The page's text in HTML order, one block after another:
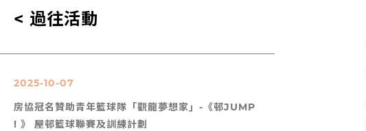
< 過往活動
2025-10-07
房協冠名贊助青年籃球隊「觀龍夢想家」-《邨JUMP
! 》 屋邨籃球聯賽及訓練計劃